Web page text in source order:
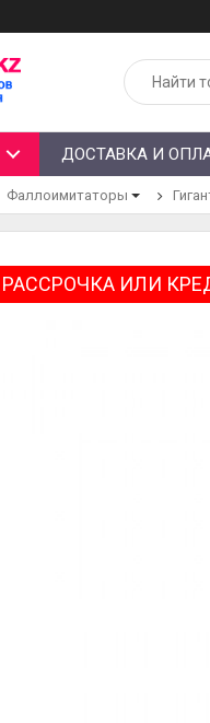
ДОСТАВКА И
Фаллоимитаторы
РАССРОЧКА ИЛИ